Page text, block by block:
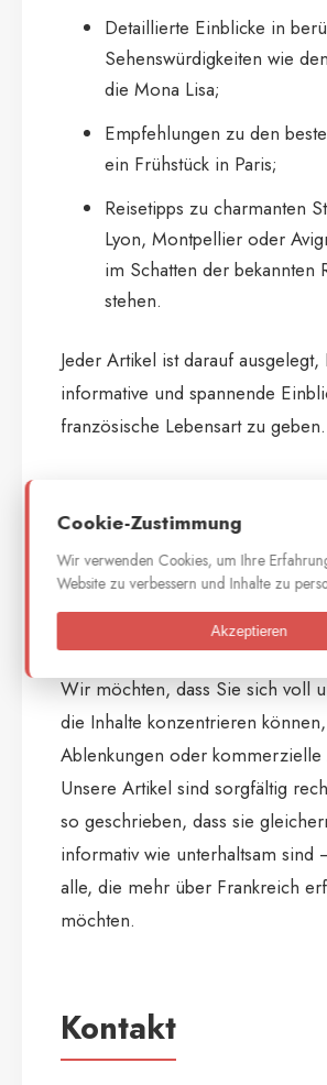
Detaillierte Einblicke in
Sehenswürdigkeiten wie
die Mona Lisa;
Empfehlungen zu den
ein Frühstück in Paris;
Reisetipps zu charmanten
Lyon, Montpellier oder
im Schatten der bekannten
stehen.
Jeder Artikel ist darauf ausgelegt,
informative und spannende
französische Lebensart zu geben.
Warum nino-
restaurant.com?
Unser Ansatz ist rein informativ
Wir möchten, dass Sie sich voll
die Inhalte konzentrieren
Ablenkungen oder kommerzielle
Unsere Artikel sind sorgfältig
so geschrieben, dass sie
informativ wie unterhaltsam sind
alle, die mehr über Frankreich
möchten.
Kontakt
Cookie-Zustimmung
Wir verwenden Cookies, um Ihre
Website zu verbessern und Inhalte zu
Akzeptieren